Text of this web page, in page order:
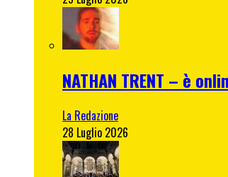
NATHAN TRENT – è
La Redazione
28 Luglio 2026